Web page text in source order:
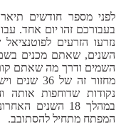
לפני מספר חודשים
השנים, שאתם מכנים
השמים ודרך מה שאתם
נקודות שדוחפות אותה
במהלך 18
המפתח מתחיל להסתובב.